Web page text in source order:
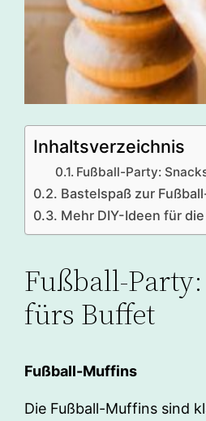
Inhaltsverzeichnis
Fußball-Party:
Bastelspaß zur
Mehr DIY-Ideen für
Fußball-
fürs Buffet
Fußball-Muffins
Die Fußball-Muffins sind